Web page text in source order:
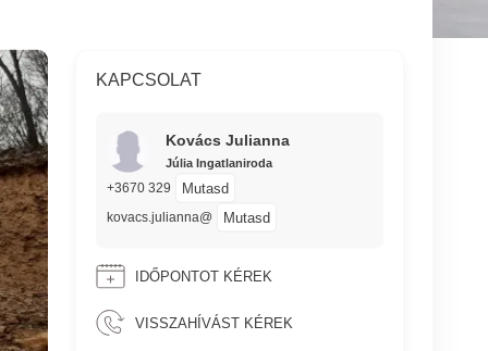
KAPCSOLAT
Kovács Julianna
Júlia Ingatlaniroda
+3670 329 Mutasd
kovacs.julianna@ Mutasd
IDŐPONTOT KÉREK
VISSZAHÍVÁST KÉREK